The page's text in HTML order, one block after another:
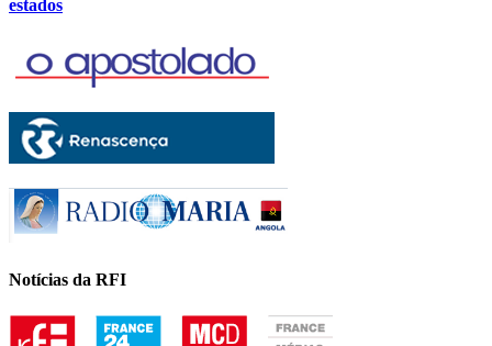
estados
Notícias da RFI